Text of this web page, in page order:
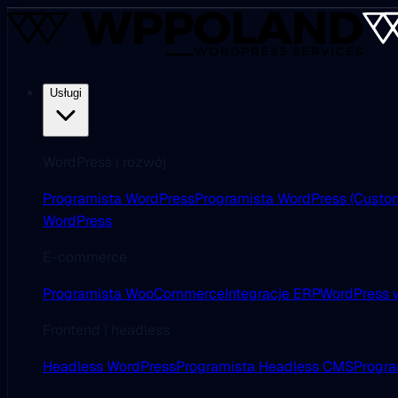
Usługi
Programista WordPressProgramista WordPress
WordPress
Programista WooCommerceIntegracje ERPWordPress
Headless WordPressProgramista Headless CMS